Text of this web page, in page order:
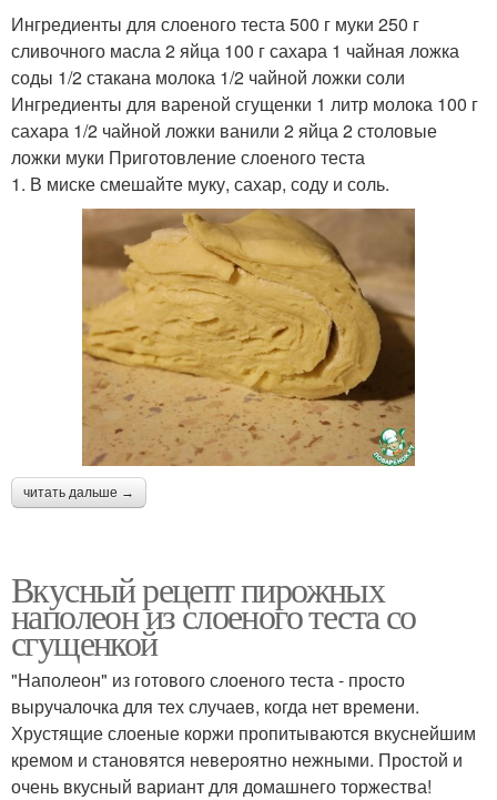
Ингредиенты для слоеного теста 500 г муки 250 г
сливочного масла 2 яйца 100 г сахара 1 чайная ложка
соды 1/2 стакана молока 1/2 чайной ложки соли
Ингредиенты для вареной сгущенки 1 литр молока 100 г
сахара 1/2 чайной ложки ванили 2 яйца 2 столовые
ложки муки Приготовление слоеного теста
1. В миске смешайте муку, сахар, соду и соль.
читать дальше →
Вкусный рецепт пирожных
наполеон из слоеного теста со
сгущенкой
"Наполеон" из готового слоеного теста - просто
выручалочка для тех случаев, когда нет времени.
Хрустящие слоеные коржи пропитываются вкуснейшим
кремом и становятся невероятно нежными. Простой и
очень вкусный вариант для домашнего торжества!